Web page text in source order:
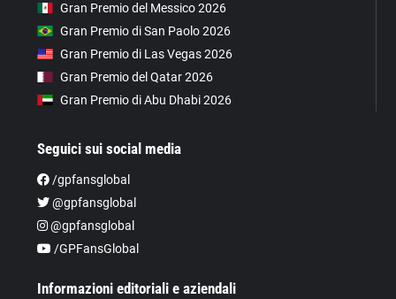
Gran Premio del Messico 2026
Gran Premio di San Paolo 2026
Gran Premio di Las Vegas 2026
Gran Premio del Qatar 2026
Gran Premio di Abu Dhabi 2026
Seguici sui social media
/gpfansglobal
@gpfansglobal
@gpfansglobal
/GPFansGlobal
Informazioni editoriali e aziendali